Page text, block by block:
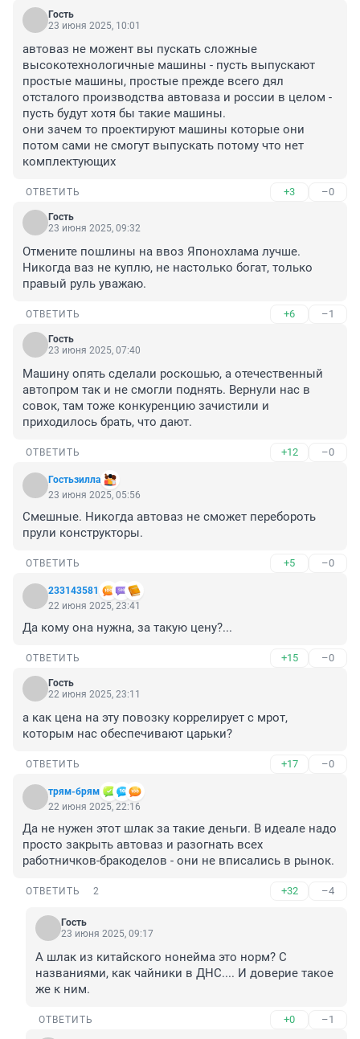
Гость
23 июня 2025, 10:01
автоваз не можент вы пускать сложные
высокотехнологичные машины - пусть выпускают
простые машины, простые прежде всего дял
отсталого производства автоваза и россии в целом -
пусть будут хотя бы такие машины.
они зачем то проектируют машины которые они
потом сами не смогут выпускать потому что нет
комплектующих
ОТВЕТИТЬ +3 –0
Гость
23 июня 2025, 09:32
Отмените пошлины на ввоз Японохлама лучше.
Никогда ваз не куплю, не настолько богат, только
правый руль уважаю.
ОТВЕТИТЬ +6 –1
Гость
23 июня 2025, 07:40
Машину опять сделали роскошью, а отечественный
автопром так и не смогли поднять. Вернули нас в
совок, там тоже конкуренцию зачистили и
приходилось брать, что дают.
ОТВЕТИТЬ +12 –0
Гостьзилла
23 июня 2025, 05:56
Смешные. Никогда автоваз не сможет перебороть
прули конструкторы.
ОТВЕТИТЬ +5 –0
233143581
22 июня 2025, 23:41
Да кому она нужна, за такую цену?...
ОТВЕТИТЬ +15 –0
Гость
22 июня 2025, 23:11
а как цена на эту повозку коррелирует с мрот,
которым нас обеспечивают царьки?
ОТВЕТИТЬ +17 –0
трям-брям
22 июня 2025, 22:16
Да не нужен этот шлак за такие деньги. В идеале надо
просто закрыть автоваз и разогнать всех
работничков-бракоделов - они не вписались в рынок.
ОТВЕТИТЬ 2 +32 –4
Гость
23 июня 2025, 09:17
А шлак из китайского нонейма это норм? С
названиями, как чайники в ДНС.... И доверие такое
же к ним.
ОТВЕТИТЬ +0 –1